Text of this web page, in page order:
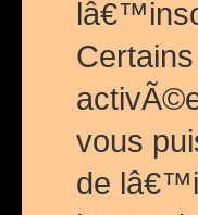
vous
de